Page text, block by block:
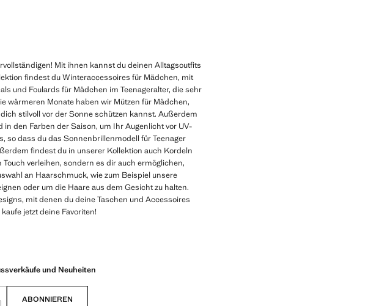
Mit ihnen kannst du deinen Alltagsoutfits
findest du Winteraccessoires für Mädchen, mit
und Foulards für Mädchen im Teenageralter, die sehr
wärmeren Monate haben wir Mützen für Mädchen,
stilvoll vor der Sonne schützen kannst. Außerdem
den Farben der Saison, um Ihr Augenlicht vor UV-
so dass du das Sonnenbrillenmodell für Teenager
findest du in unserer Kollektion auch Kordeln
verleihen, sondern es dir auch ermöglichen,
an Haarschmuck, wie zum Beispiel unsere
oder um die Haare aus dem Gesicht zu halten.
mit denen du deine Taschen und Accessoires
jetzt deine Favoriten!
und Neuheiten
ABONNIEREN